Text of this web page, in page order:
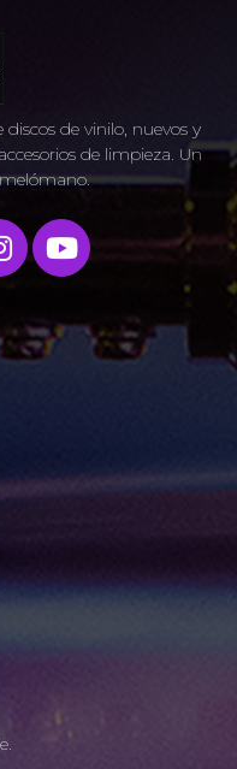
de vinilo, nuevos y
de limpieza. Un